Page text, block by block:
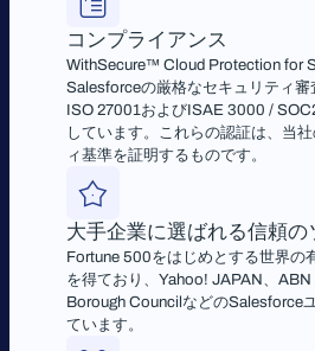
コンプライアンス
WithSecure™ Cloud Protection for
Salesforceの厳格なセキュリティ審
ISO 27001およびISAE 3000 /
しています。これらの認証は、当
ィ基準を証明するものです。
大手企業に選ばれる信頼の
Fortune 500をはじめとする世界の
を得ており、Yahoo! JAPAN、
Borough CouncilなどのSalesforce
ています。